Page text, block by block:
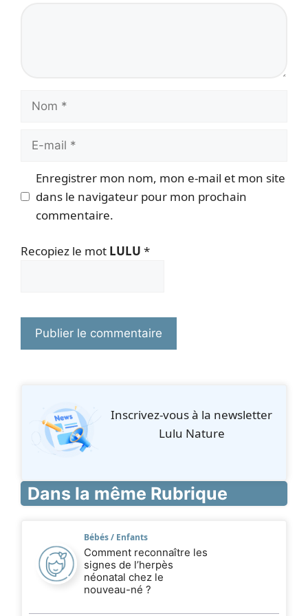
Nom
Enregistrer mon nom, mon e-mail et mon site
dans le navigateur pour mon prochain
commentaire.
Recopiez le mot LULU *
Inscrivez‑vous à la newsletter
Lulu Nature
Dans la même Rubrique
Bébés / Enfants
Comment reconnaître les
signes de l’herpès
néonatal chez le
nouveau-né ?